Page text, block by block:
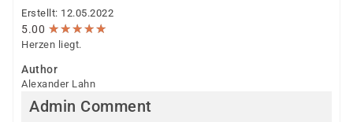
Erstellt: 12.05.2022
5.00 ★★★★★
★★★★★
Herzen liegt.
Author
Alexander Lahn
Admin Comment